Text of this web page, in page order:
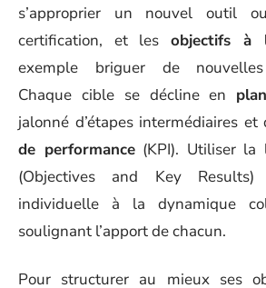
s’approprier un nouvel outil
certification, et lesobjectifs à
exemple briguer de nouvelles
Chaque cible se décline en
jalonné d’étapes intermédiaires et
de performance(KPI). Utiliser la
(Objectives and Key Results)
individuelle à la dynamique
soulignant l’apport de chacun.
Pour structurer au mieux ses